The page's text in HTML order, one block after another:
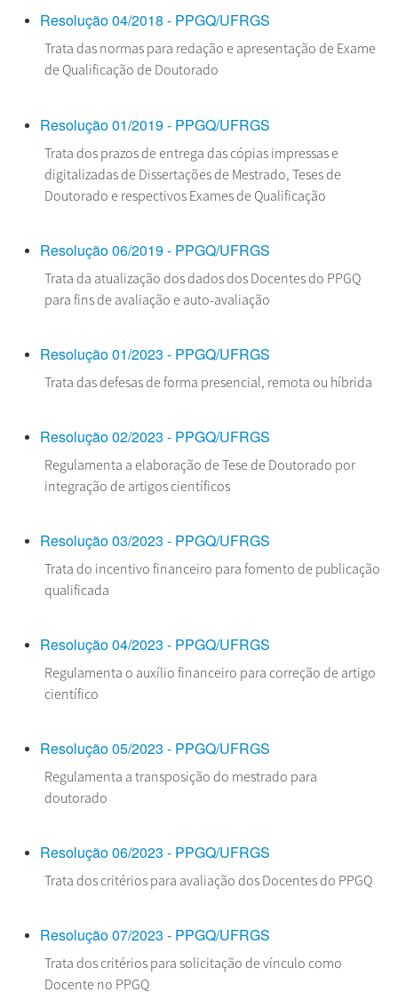
Resolução 04/2018 - PPGQ/UFRGS
Trata das normas para redação e apresentação de Exame
de Qualificação de Doutorado
Resolução 01/2019 - PPGQ/UFRGS
Trata dos prazos de entrega das cópias impressas e
digitalizadas de Dissertações de Mestrado, Teses de
Doutorado e respectivos Exames de Qualificação
Resolução 06/2019 - PPGQ/UFRGS
Trata da atualização dos dados dos Docentes do PPGQ
para fins de avaliação e auto-avaliação
Resolução 01/2023 - PPGQ/UFRGS
Trata das defesas de forma presencial, remota ou híbrida
Resolução 02/2023 - PPGQ/UFRGS
Regulamenta a elaboração de Tese de Doutorado por
integração de artigos científicos
Resolução 03/2023 - PPGQ/UFRGS
Trata do incentivo financeiro para fomento de publicação
qualificada
Resolução 04/2023 - PPGQ/UFRGS
Regulamenta o auxílio financeiro para correção de artigo
científico
Resolução 05/2023 - PPGQ/UFRGS
Regulamenta a transposição do mestrado para
doutorado
Resolução 06/2023 - PPGQ/UFRGS
Trata dos critérios para avaliação dos Docentes do PPGQ
Resolução 07/2023 - PPGQ/UFRGS
Trata dos critérios para solicitação de vínculo como
Docente no PPGQ